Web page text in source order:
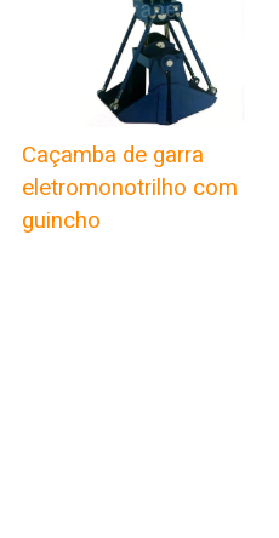
Caçamba de garra
eletromonotrilho com
guincho